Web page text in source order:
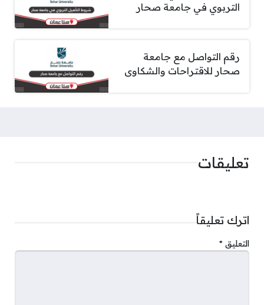
التربوي في جامعة صحار
رقم التواصل مع جامعة
صحار للاقتراحات والشكاوى
تعليقات
اترك تعليقاً
التعليق *